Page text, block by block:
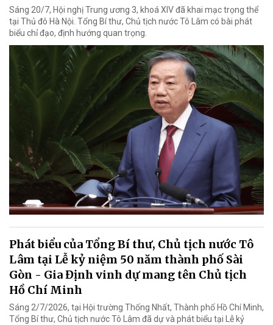
Sáng 20/7, Hội nghị Trung ương 3, khoá XIV đã khai mạc trọng thể
tại Thủ đô Hà Nội. Tổng Bí thư, Chủ tịch nước Tô Lâm có bài phát
biểu chỉ đạo, định hướng quan trọng.
Phát biểu của Tổng Bí thư, Chủ tịch nước Tô
Lâm tại Lễ kỷ niệm 50 năm thành phố Sài
Gòn - Gia Định vinh dự mang tên Chủ tịch
Hồ Chí Minh
Sáng 2/7/2026, tại Hội trường Thống Nhất, Thành phố Hồ Chí Minh,
Tổng Bí thư, Chủ tịch nước Tô Lâm đã dự và phát biểu tại Lễ kỷ